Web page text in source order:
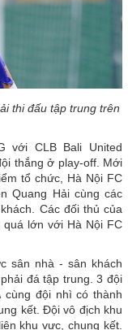
thi đấu tập trung trên
với CLB Bali United
thắng ở play-off. Mới
tổ chức, Hà Nội FC
Quang Hải cùng các
Các đối thủ của
quá lớn với Hà Nội FC
sân nhà - sân khách
đá tập trung. 3 đội
đội nhì có thành
kết. Đội vô địch khu
khu vực, chung kết.